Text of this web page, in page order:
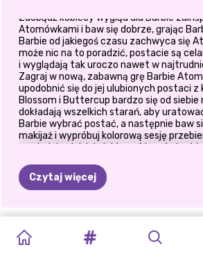
Zdobądź kobiecy wygląd dla Barbie
Atomówkami i baw się dobrze, grając
Barbie od jakiegoś czasu zachwyca się
może nic na to poradzić, postacie są
i wyglądają tak uroczo nawet w
Zagraj w nową, zabawną grę Barbie
upodobnić się do jej ulubionych postaci z
Blossom i Buttercup bardzo się od siebie
dokładają wszelkich starań, aby
Barbie wybrać postać, a następnie baw
makijaż i wypróbuj kolorową sesję
wyglądając jak jej ulubiona Atomówka.
wygląd, wyglądając jak te urocze
Następnie przejdź do części dotyczącej
styl Buttercup lub wybierz zabawny,
look, taki jak Blossom. Upewnij się, że
nowoczesny styl inspirowany tymi
Czytaj więcej
ALL
FASHION
STYL
ŻYCIA
TO
PRZEBIERANKA
BOHEMY
PATCHWORKOWE
DŻINSY
ZŁOCZYŃCY